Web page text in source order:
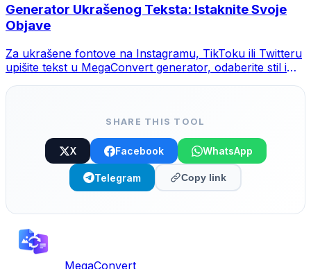
Generator Ukrašenog Teksta: Istaknite Svoje
Objave
Za ukrašene fontove na Instagramu, TikToku ili Twitteru
upišite tekst u MegaConvert generator, odaberite stil i
SHARE THIS TOOL
X Facebook WhatsApp
Telegram Copy link
MegaConvert